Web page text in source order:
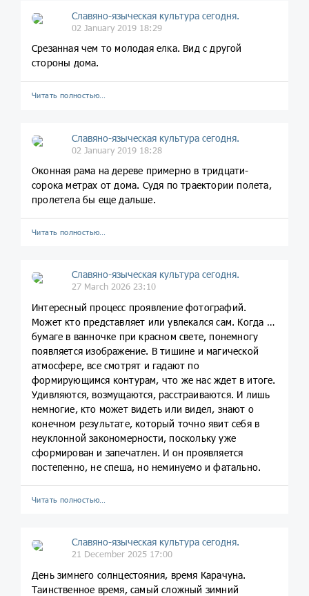
Славяно-языческая культура сегодня.
02 January 2019 18:29
Срезанная чем то молодая елка. Вид с другой
стороны дома.
Читать полностью…
Славяно-языческая культура сегодня.
02 January 2019 18:28
Оконная рама на дереве примерно в тридцати-
сорока метрах от дома. Судя по траектории полета,
пролетела бы еще дальше.
Читать полностью…
Славяно-языческая культура сегодня.
27 March 2026 23:10
Интересный процесс проявление фотографий.
Может кто представляет или увлекался сам. Когда на
бумаге в ванночке при красном свете, понемногу
появляется изображение. В тишине и магической
атмосфере, все смотрят и гадают по
формирующимся контурам, что же нас ждет в итоге.
Удивляются, возмущаются, расстраиваются. И лишь
немногие, кто может видеть или видел, знают о
конечном результате, который точно явит себя в
неуклонной закономерности, поскольку уже
сформирован и запечатлен. И он проявляется
постепенно, не спеша, но неминуемо и фатально.
Читать полностью…
Славяно-языческая культура сегодня.
21 December 2025 17:00
День зимнего солнцестояния, время Карачуна.
Таинственное время, самый сложный зимний